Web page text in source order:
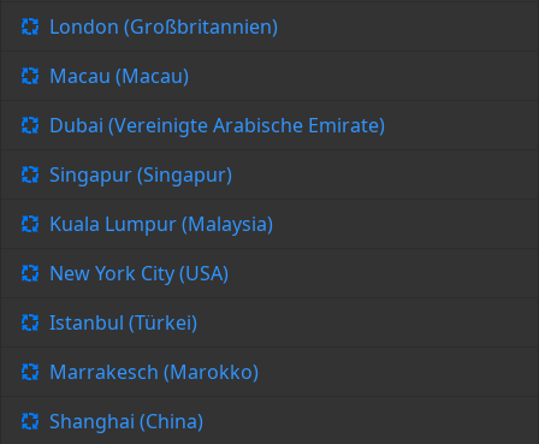
London (Großbritannien)
Macau (Macau)
Dubai (Vereinigte Arabische Emirate)
Singapur (Singapur)
Kuala Lumpur (Malaysia)
New York City (USA)
Istanbul (Türkei)
Marrakesch (Marokko)
Shanghai (China)